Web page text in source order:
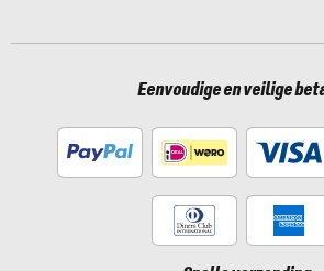
Eenvoudige en veilige